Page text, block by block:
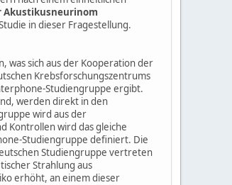
Akustikusneurinom
in dieser Fragestellung.
was sich aus der Kooperation der
Krebsforschungszentrums
Studiengruppe ergibt.
werden direkt in den
wird aus der
Kontrollen wird das gleiche
Studiengruppe definiert. Die
Studiengruppe vertreten
Strahlung aus
erhöht, an einem dieser